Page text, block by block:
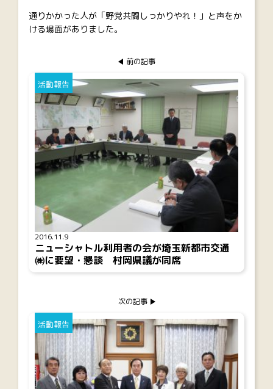
通りかかった人が「野党共闘しっかりやれ！」と声をか
ける場面がありました。
前の記事
2016.11.9
活動報告
ニューシャトル利用者の会が埼玉新都市交通
㈱に要望・懇談 村岡県議が同席
活動報告
次の記事